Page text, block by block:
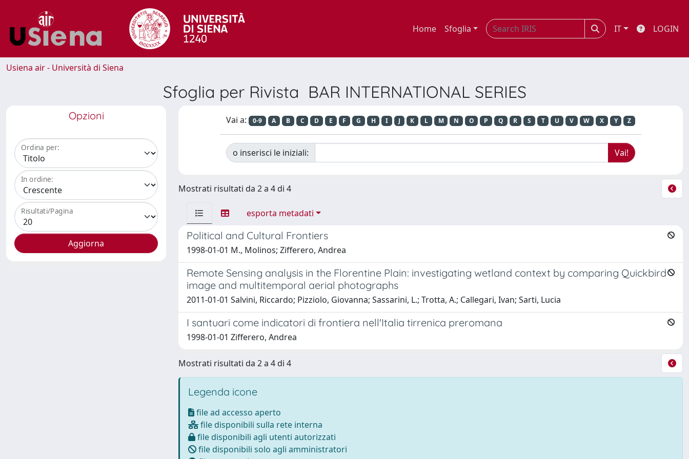
Home Sfoglia IT LOGIN
Usiena air - Università di Siena
Sfoglia per Rivista BAR INTERNATIONAL SERIES
Opzioni
Ordina per:
In ordine:
Risultati/Pagina
Vai a: 0-9 A B C D E F G H I J K L M N O P Q R S T U V W X Y Z
o inserisci le iniziali:
Mostrati risultati da 2 a 4 di 4
esporta metadati
Political and Cultural Frontiers
1998-01-01 M., Molinos; Zifferero, Andrea
Remote Sensing analysis in the Florentine Plain: investigating wetland context by comparing Quickbird
image and multitemporal aerial photographs
2011-01-01 Salvini, Riccardo; Pizziolo, Giovanna; Sassarini, L.; Trotta, A.; Callegari, Ivan; Sarti, Lucia
I santuari come indicatori di frontiera nell'Italia tirrenica preromana
1998-01-01 Zifferero, Andrea
Mostrati risultati da 2 a 4 di 4
Legenda icone
file ad accesso aperto
file disponibili sulla rete interna
file disponibili agli utenti autorizzati
file disponibili solo agli amministratori